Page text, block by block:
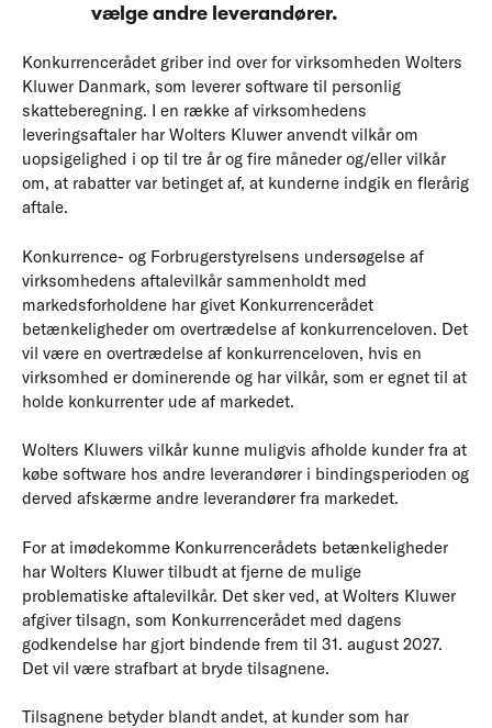
vælge andre leverandører.
Konkurrencerådet griber ind over for virksomheden Wolters
Kluwer Danmark, som leverer software til personlig
skatteberegning. I en række af virksomhedens
leveringsaftaler har Wolters Kluwer anvendt vilkår om
uopsigelighed i op til tre år og fire måneder og/eller vilkår
om, at rabatter var betinget af, at kunderne indgik en flerårig
aftale.
Konkurrence- og Forbrugerstyrelsens undersøgelse af
virksomhedens aftalevilkår sammenholdt med
markedsforholdene har givet Konkurrencerådet
betænkeligheder om overtrædelse af konkurrenceloven. Det
vil være en overtrædelse af konkurrenceloven, hvis en
virksomhed er dominerende og har vilkår, som er egnet til at
holde konkurrenter ude af markedet.
Wolters Kluwers vilkår kunne muligvis afholde kunder fra at
købe software hos andre leverandører i bindingsperioden og
derved afskærme andre leverandører fra markedet.
For at imødekomme Konkurrencerådets betænkeligheder
har Wolters Kluwer tilbudt at fjerne de mulige
problematiske aftalevilkår. Det sker ved, at Wolters Kluwer
afgiver tilsagn, som Konkurrencerådet med dagens
godkendelse har gjort bindende frem til 31. august 2027.
Det vil være strafbart at bryde tilsagnene.
Tilsagnene betyder blandt andet, at kunder som har